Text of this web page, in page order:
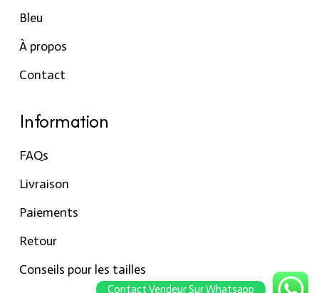
Bleu
À propos
Contact
Information
FAQs
Livraison
Paiements
Retour
Conseils pour les tailles
Contact Vendeur Sur Whatsapp